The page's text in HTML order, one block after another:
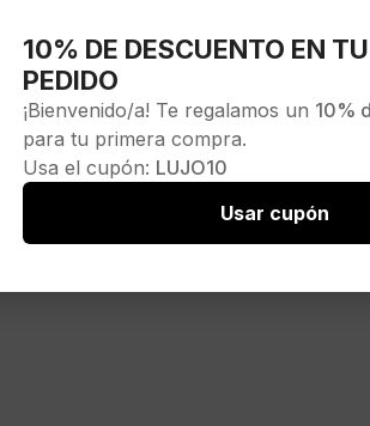
10% DE DESCUENTO EN
PEDIDO
¡Bienvenido/a! Te regalamos un 10%
para tu primera compra.
Usa el cupón: LUJO10
Usar cupón